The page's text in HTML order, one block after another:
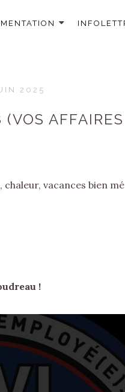
2025
vacances bien
!